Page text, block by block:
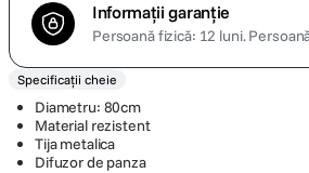
Informații garanție
Persoană fizică: 12 luni.
Specificații cheie
Diametru: 80cm
Material rezistent
Tija metalica
Difuzor de panza